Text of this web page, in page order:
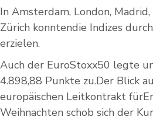
In Amsterdam, London,
Zürich konntendie Indizes
erzielen.
Auch der EuroStoxx50 legte
4.898,88 Punkte zu.Der Blick
europäischen Leitkontrakt
Weihnachten schob sich der